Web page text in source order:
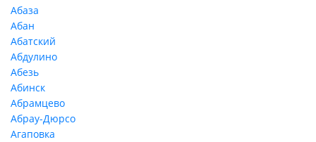
Абаза
Абан
Абатский
Абдулино
Абезь
Абинск
Абрамцево
Абрау-Дюрсо
Агаповка